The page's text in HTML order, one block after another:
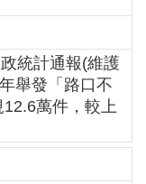
統計通報(維護
舉發「路口不
萬件，較上